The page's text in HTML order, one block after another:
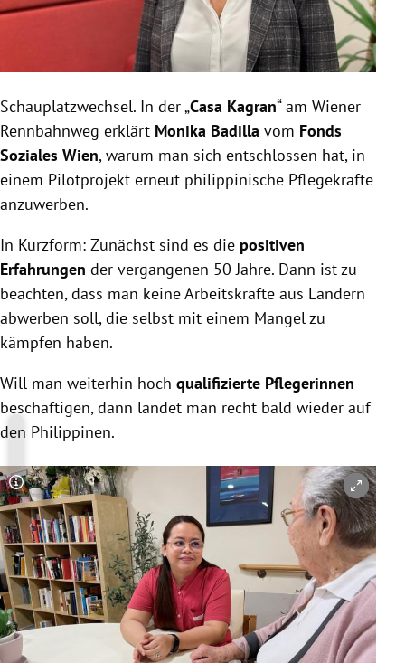
Schauplatzwechsel. In der „Casa Kagran“ am Wiener
Rennbahnweg erklärt Monika Badilla vom Fonds
Soziales Wien, warum man sich entschlossen hat, in
einem Pilotprojekt erneut philippinische Pflegekräfte
anzuwerben.
In Kurzform: Zunächst sind es die positiven
Erfahrungen der vergangenen 50 Jahre. Dann ist zu
beachten, dass man keine Arbeitskräfte aus Ländern
abwerben soll, die selbst mit einem Mangel zu
kämpfen haben.
Will man weiterhin hoch qualifizierte Pflegerinnen
beschäftigen, dann landet man recht bald wieder auf
den Philippinen.
Copyright-Hinweis öffnen/schließen